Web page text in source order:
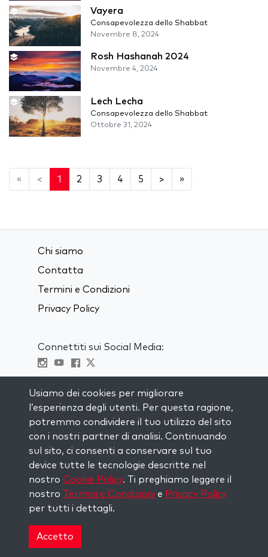
Vayera
Consapevolezza dello Shabbat
Novembre 8, 2024
Rosh Hashanah 2024
Novembre 4, 2024
Lech Lecha
Consapevolezza dello Shabbat
Ottobre 31, 2024
« < 1 2 3 4 5 > »
Chi siamo
Contatta
Termini e Condizioni
Privacy Policy
Connettiti sui Social Media:
RIMANI AGGIORNATO
Iscriviti alla nostra mailing list e ricevi
ispirazione ogni settimana nella tua
casella di posta.
Iscriviti
reserved.
Usiamo dei cookies per migliorare
l’esperienza degli utenti. Per questa ragione,
potremmo condividere il tuo utilizzo del sito
con i nostri partner di analisi. Continuando
sul sito, ci consenti a conservare sul tuo
device tutte le tecnologie descritte nel
nostro Cookie Policy. Ti preghiamo leggere il
nostro Termini e Condizioni e Privacy Policy
per tutti i dettagli.
Accetto